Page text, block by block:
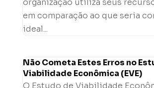
organização utiliza seus
em comparação ao que seria
ideal...
Não Cometa Estes Erros no
Viabilidade Econômica (EVE)
O Estudo de Viabilidade